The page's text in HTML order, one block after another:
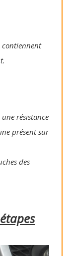
contiennent
résistance
présent sur
des